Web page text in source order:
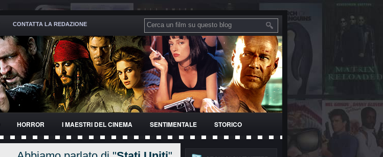
CONTATTA LA REDAZIONE
HORROR I MAESTRI DEL CINEMA SENTIMENTALE STORICO